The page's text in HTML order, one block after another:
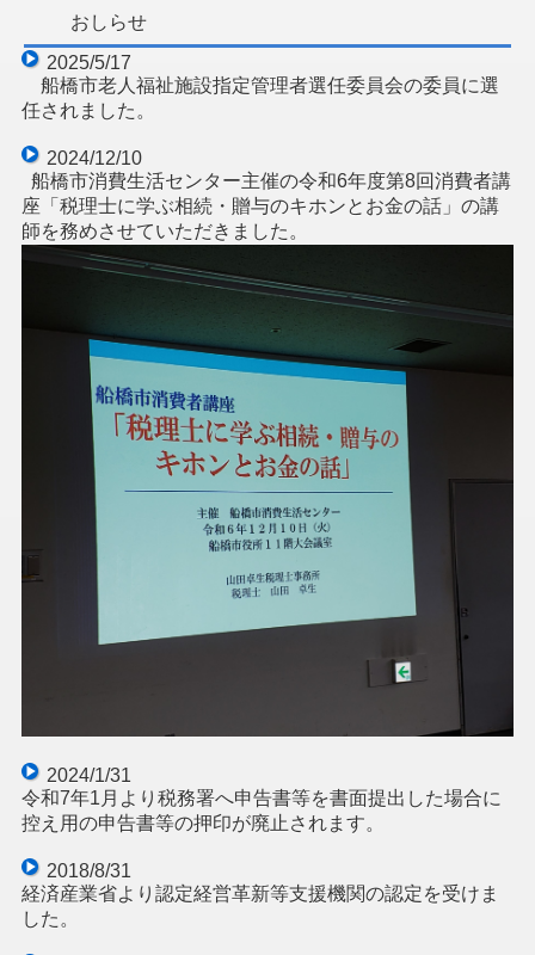
おしらせ
2025/5/17
船橋市老人福祉施設指定管理者選任委員会の委員に選
任されました。
2024/12/10
船橋市消費生活センター主催の令和6年度第8回消費者講
座「税理士に学ぶ相続・贈与のキホンとお金の話」の講
師を務めさせていただきました。
2024/1/31
令和7年1月より税務署へ申告書等を書面提出した場合に
控え用の申告書等の押印が廃止されます。
2018/8/31
経済産業省より認定経営革新等支援機関の認定を受けま
した。